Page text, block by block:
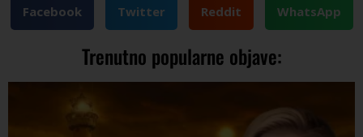
Facebook Twitter Reddit WhatsApp
Trenutno popularne objave: